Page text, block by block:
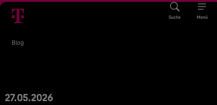
Suche Menü
Blog
27.05.2026